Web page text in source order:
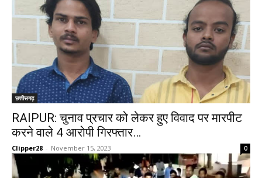
छत्तीसगढ़
RAIPUR: चुनाव प्रचार को लेकर हुए विवाद पर मारपीट
करने वाले 4 आरोपी गिरफ्तार…
Clipper28 - November 15, 2023 0